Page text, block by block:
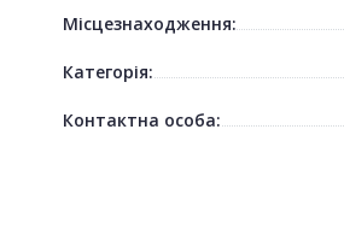
Місцезнаходження:
Категорія:
Контактна особа: